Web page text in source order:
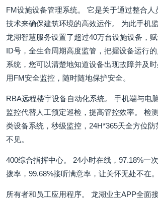
FM设施设备管理系统。 它是关于通过整合人
技术来确保建筑环境的高效运作。 为此手机
龙湖智慧服务设置了超过40万台设施设备，
ID号，全生命周期高度监管，把握设备运行
系统，您可以清楚地知道设备出现故障并及
用FM安全监控，随时随地保护安全。
RBA远程楼宇设备自动化系统。 手机端与电
监控代替人工预定巡检，提高管控效率。 检
类设备系统，秒级监控，24H*365天全方位
不见。
400综合指挥中心。 24小时在线，97.18%一
拨率，99.68%接听满意率，让关怀无处不在。
所有者和员工应用程序。 龙湖业主APP全面